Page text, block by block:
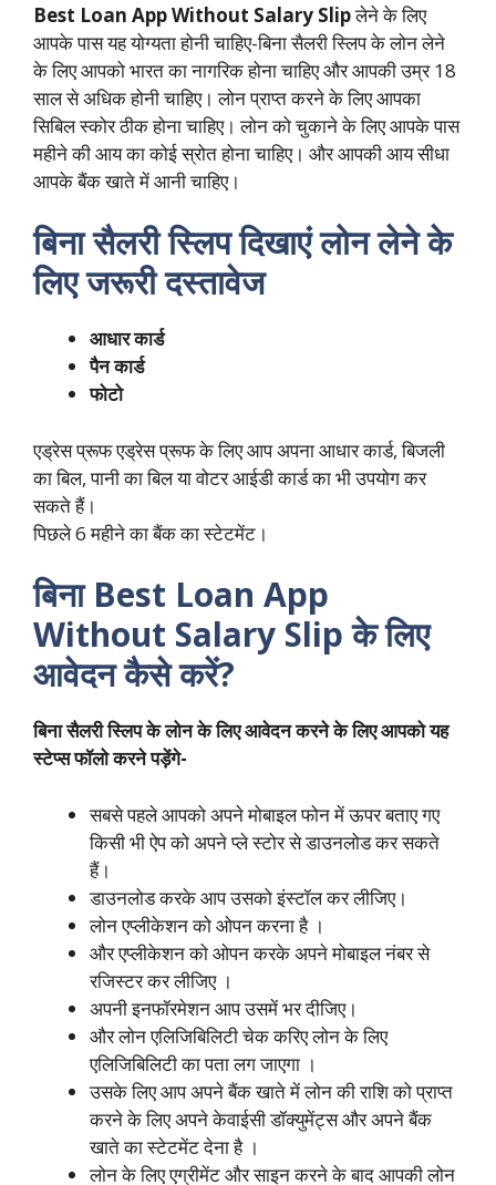
Best Loan App Without Salary Slipलेने के लिए
आपके पास यह योग्यता होनी चाहिए-बिना सैलरी स्लिप के लोन लेने
के लिए आपको भारत का नागरिक होना चाहिए और आपकी उम्र 18
साल से अधिक होनी चाहिए। लोन प्राप्त करने के लिए आपका
सिबिल स्कोर ठीक होना चाहिए। लोन को चुकाने के लिए आपके पास
महीने की आय का कोई स्रोत होना चाहिए। और आपकी आय सीधा
आपके बैंक खाते में आनी चाहिए।
बिना सैलरी स्लिप दिखाएं लोन लेने के
लिए जरूरी दस्तावेज
आधार कार्ड
पैन कार्ड
फोटो
एड्रेस प्रूफ एड्रेस प्रूफ के लिए आप अपना आधार कार्ड, बिजली
का बिल, पानी का बिल या वोटर आईडी कार्ड का भी उपयोग कर
सकते हैं।
पिछले 6 महीने का बैंक का स्टेटमेंट।
बिना Best Loan App
Without Salary Slipके लिए
आवेदन कैसे करें?
बिना सैलरी स्लिप के लोन के लिए आवेदन करने के लिए आपको यह
स्टेप्स फॉलो करने पड़ेंगे-
सबसे पहले आपको अपने मोबाइल फोन में ऊपर बताए गए
किसी भी ऐप को अपने प्ले स्टोर से डाउनलोड कर सकते
हैं।
डाउनलोड करके आप उसको इंस्टॉल कर लीजिए।
लोन एप्लीकेशन को ओपन करना है ।
और एप्लीकेशन को ओपन करके अपने मोबाइल नंबर से
रजिस्टर कर लीजिए ।
अपनी इनफॉरमेशन आप उसमें भर दीजिए।
और लोन एलिजिबिलिटी चेक करिए लोन के लिए
एलिजिबिलिटी का पता लग जाएगा ।
उसके लिए आप अपने बैंक खाते में लोन की राशि को प्राप्त
करने के लिए अपने केवाईसी डॉक्युमेंट्स और अपने बैंक
खाते का स्टेटमेंट देना है ।
लोन के लिए एग्रीमेंट और साइन करने के बाद आपकी लोन